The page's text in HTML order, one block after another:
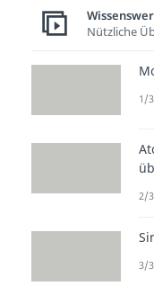
Nützliche
1/
2/
3/